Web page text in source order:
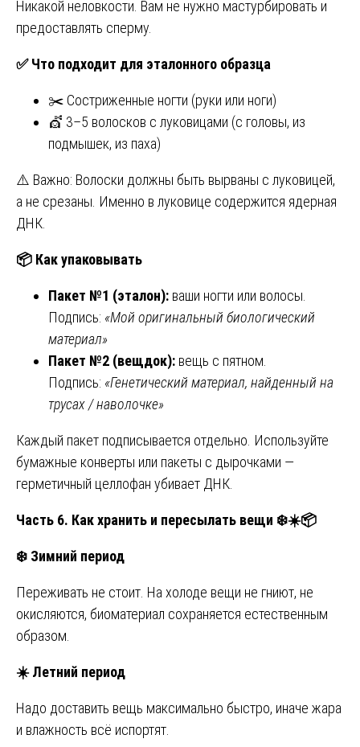
Никакой неловкости. Вам не нужно мастурбировать и
предоставлять сперму.
✅Что подходит для эталонного образца
✂️ Состриженные ногти (руки или ноги)
💇 3–5 волосков с луковицами (с головы, из
подмышек, из паха)
⚠️ Важно: Волоски должны быть вырваны с луковицей,
а не срезаны. Именно в луковице содержится ядерная
ДНК.
📦 Как упаковывать
Пакет №1 (эталон): ваши ногти или волосы.
Подпись: «Мой оригинальный биологический
материал»
Пакет №2 (вещдок): вещь с пятном.
Подпись: «Генетический материал, найденный на
трусах / наволочке»
Каждый пакет подписывается отдельно. Используйте
бумажные конверты или пакеты с дырочками —
герметичный целлофан убивает ДНК.
Часть 6. Как хранить и пересылать вещи ❄️☀️📦
❄️ Зимний период
Переживать не стоит. На холоде вещи не гниют, не
окисляются, биоматериал сохраняется естественным
образом.
☀️Летний период
Надо доставить вещь максимально быстро, иначе жара
и влажность всё испортят.